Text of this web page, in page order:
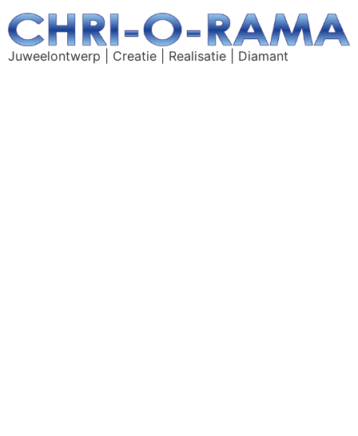
Juweelontwerp | Creatie | Realisatie | Diamant